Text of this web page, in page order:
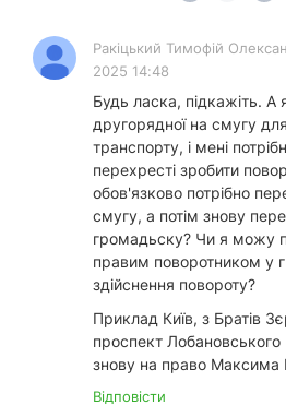
Ракіцький Тимофій
2025 14:48
Будь ласка, підкажіть.
другорядної на смугу
транспорту, і мені
перехресті зробити
обов'язково потрібно
смугу, а потім знову
громадьску? Чи я можу
правим поворотником у
здійснення повороту?
Приклад Київ, з Братів
проспект
знову на право Максима
Відповісти